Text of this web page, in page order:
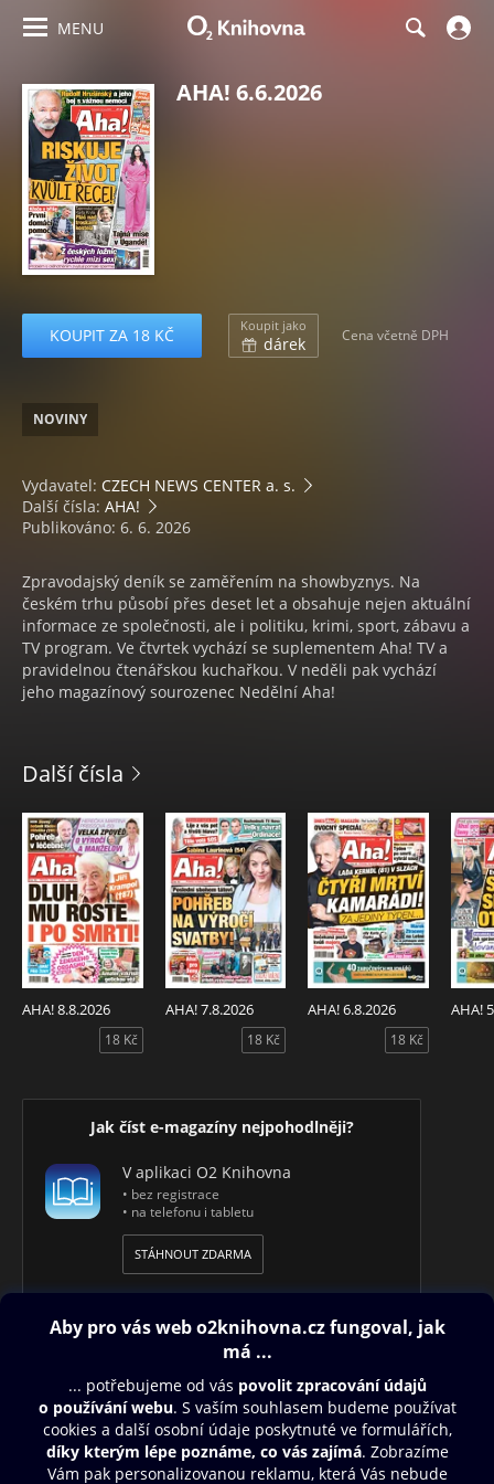
MENU
AHA! 6.6.2026
KOUPIT ZA 18 KČ Koupit jako
dárek Cena včetně DPH
NOVINY
Vydavatel: CZECH NEWS CENTER a. s.
Další čísla: AHA!
Publikováno: 6. 6. 2026
Zpravodajský deník se zaměřením na showbyznys. Na
českém trhu působí přes deset let a obsahuje nejen aktuální
informace ze společnosti, ale i politiku, krimi, sport, zábavu a
TV program. Ve čtvrtek vychází se suplementem Aha! TV a
pravidelnou čtenářskou kuchařkou. V neděli pak vychází
jeho magazínový sourozenec Nedělní Aha!
Další čísla
AHA! 8.8.2026
18 Kč
AHA! 7.8.2026
18 Kč
AHA! 6.8.2026
18 Kč
AHA!
Jak číst e-magazíny nejpohodlněji?
V aplikaci O2 Knihovna
• bez registrace
• na telefonu i tabletu
STÁHNOUT ZDARMA
Obsah ke stažení
Moje O2 Knihovna